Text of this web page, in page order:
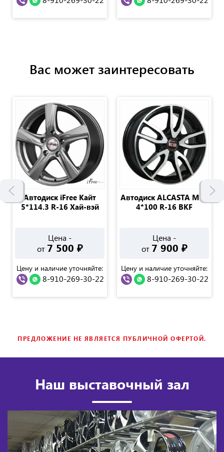
Вас может заинтересовать
Автодиск iFree Кайт
5*114.3 R-16 Хай-вэй
Цена -
от 7 500 ₽
Цену и наличие уточняйте:
8-910-269-30-22
Автодиск ALCASTA M57
4*100 R-16 BKF
Цена -
от 7 900 ₽
Цену и наличие уточняйте:
8-910-269-30-22
ПРЕДЛОЖЕНИЕ НЕ ЯВЛЯЕТСЯ ПУБЛИЧНОЙ ОФЕРТОЙ.
Наш выставочный зал